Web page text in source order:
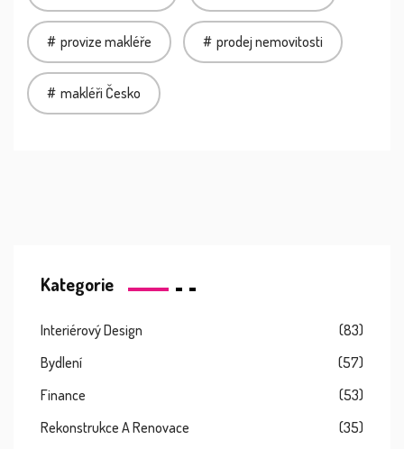
provize makléře prodej nemovitosti
makléři Česko
Kategorie
Interiérový Design
(83)
Bydlení
(57)
Finance
(53)
Rekonstrukce A Renovace
(35)